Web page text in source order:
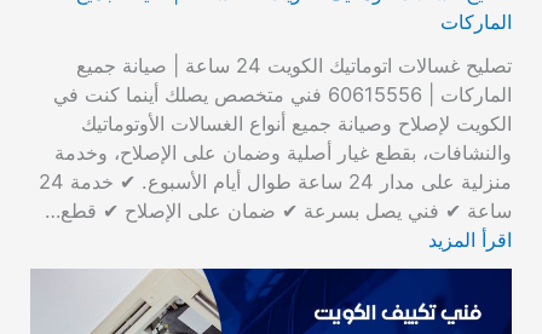
الماركات
تصليح غسالات اتوماتيك الكويت 24 ساعة | صيانة جميع
الماركات | 60615556 فني متخصص يصلك أينما كنت في
الكويت لإصلاح وصيانة جميع أنواع الغسالات الأوتوماتيك
والنشافات، بقطع غيار أصلية وضمان على الإصلاح، وخدمة
منزلية على مدار 24 ساعة طوال أيام الأسبوع. ✔ خدمة 24
ساعة ✔ فني يصل بسرعة ✔ ضمان على الإصلاح ✔ قطع…
اقرأ المزيد